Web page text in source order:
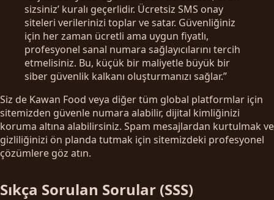
sizsiniz’ kuralı geçerlidir. Ücretsiz SMS onay
siteleri verilerinizi toplar ve satar. Güvenliğiniz
için her zaman ücretli ama uygun fiyatlı,
profesyonel sanal numara sağlayıcılarını tercih
etmelisiniz. Bu, küçük bir maliyetle büyük bir
siber güvenlik kalkanı oluşturmanızı sağlar.”
Siz de Kawan Food veya diğer tüm global platformlar için
sitemizden güvenle numara alabilir, dijital kimliğinizi
koruma altına alabilirsiniz. Spam mesajlardan kurtulmak ve
gizliliğinizi ön planda tutmak için sitemizdeki profesyonel
çözümlere göz atın.
Sıkça Sorulan Sorular (SSS)